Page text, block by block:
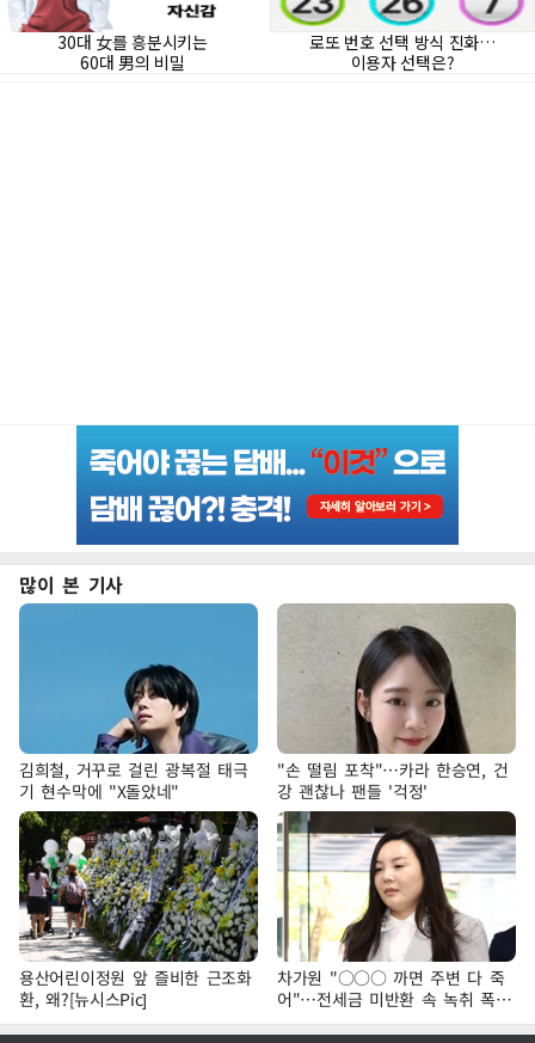
많이 본 기사
김희철, 거꾸로 걸린 광복절 태극
기 현수막에 "X돌았네"
"손 떨림 포착"…카라 한승연, 건
강 괜찮나 팬들 '걱정'
용산어린이정원 앞 즐비한 근조화
환, 왜?[뉴시스Pic]
차가원 "○○○ 까면 주변 다 죽
어"…전세금 미반환 속 녹취 폭로
파장